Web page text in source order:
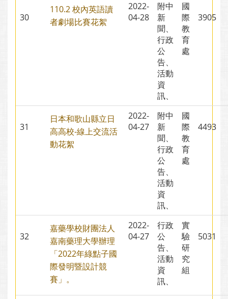
30
110.2 校內英語讀
者劇場比賽花絮
2022-
04-28
附中
新
聞、
行政
公
告、
活動
資
訊、
國
際
教
育
處
3905
31
日本和歌山縣立日
高高校-線上交流活
動花絮
2022-
04-27
附中
新
聞、
行政
公
告、
活動
資
訊、
國
際
教
育
處
4493
32
嘉藥學校財團法人
嘉南藥理大學辦理
「2022年綠點子國
際發明暨設計競
賽」。
2022-
04-27
行政
公
告、
活動
資
訊、
實
驗
研
究
組
5031